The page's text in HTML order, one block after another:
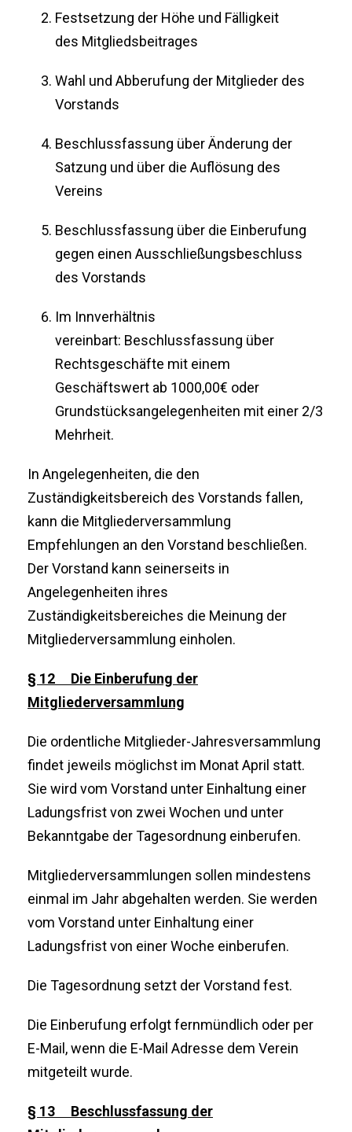
Festsetzung der Höhe und Fälligkeit
des Mitgliedsbeitrages
Wahl und Abberufung der Mitglieder des
Vorstands
Beschlussfassung über Änderung der
Satzung und über die Auflösung des
Vereins
Beschlussfassung über die Einberufung
gegen einen Ausschließungsbeschluss
des Vorstands
Im Innverhältnis
vereinbart: Beschlussfassung über
Rechtsgeschäfte mit einem
Geschäftswert ab 1000,00€ oder
Grundstücksangelegenheiten mit einer 2/3
Mehrheit.
In Angelegenheiten, die den
Zuständigkeitsbereich des Vorstands fallen,
kann die Mitgliederversammlung
Empfehlungen an den Vorstand beschließen.
Der Vorstand kann seinerseits in
Angelegenheiten ihres
Zuständigkeitsbereiches die Meinung der
Mitgliederversammlung einholen.
§ 12 Die Einberufung der
Mitgliederversammlung
Die ordentliche Mitglieder-Jahresversammlung
findet jeweils möglichst im Monat April statt.
Sie wird vom Vorstand unter Einhaltung einer
Ladungsfrist von zwei Wochen und unter
Bekanntgabe der Tagesordnung einberufen.
Mitgliederversammlungen sollen mindestens
einmal im Jahr abgehalten werden. Sie werden
vom Vorstand unter Einhaltung einer
Ladungsfrist von einer Woche einberufen.
Die Tagesordnung setzt der Vorstand fest.
Die Einberufung erfolgt fernmündlich oder per
E-Mail, wenn die E-Mail Adresse dem Verein
mitgeteilt wurde.
§ 13 Beschlussfassung der